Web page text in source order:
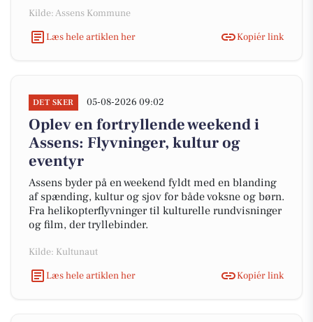
Kilde: Assens Kommune
Læs hele artiklen her
Kopiér link
DET SKER 05-08-2026 09:02
Oplev en fortryllende weekend i
Assens: Flyvninger, kultur og
eventyr
Assens byder på en weekend fyldt med en blanding
af spænding, kultur og sjov for både voksne og børn.
Fra helikopterflyvninger til kulturelle rundvisninger
og film, der tryllebinder.
Kilde: Kultunaut
Læs hele artiklen her
Kopiér link